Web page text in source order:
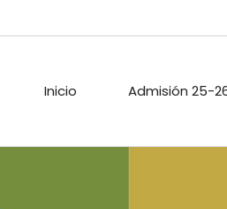
Inicio Admisión 25-